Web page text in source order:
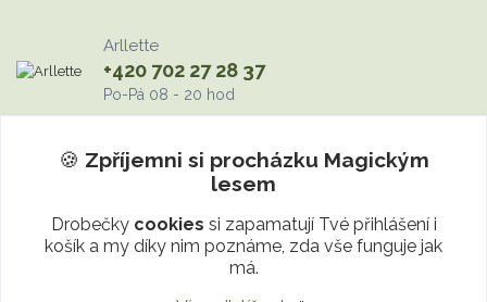
Arllette
+420 702 27 28 37
Po-Pá 08 - 20 hod
info@MagickyLes.cz
🍪 Zpříjemni si procházku Magickým
lesem
Drobečky cookies si zapamatují Tvé přihlášení i
košík a my díky nim poznáme, zda vše funguje jak
má.